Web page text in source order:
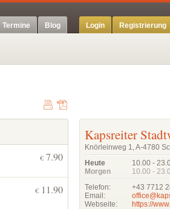
Blog
Termine Login Registrierung
€ 7.90
€ 11.90
Kapsreiter
Knörleinweg 1, A-4780
Heute
Morgen
10.00 -
10.00 -
Telefon:
+43 7712
Email:
Webseite:
https://